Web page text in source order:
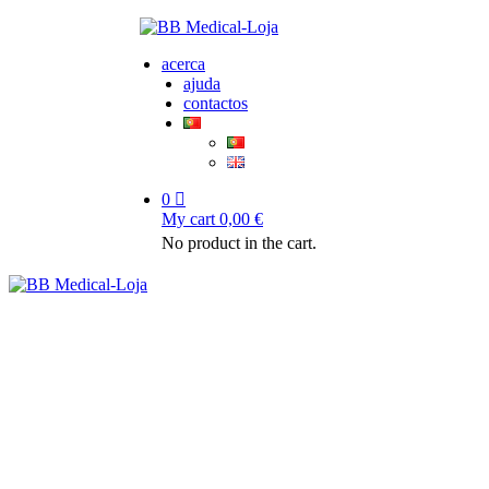
acerca
ajuda
contactos
0
My cart 0,00 €
No product in the cart.